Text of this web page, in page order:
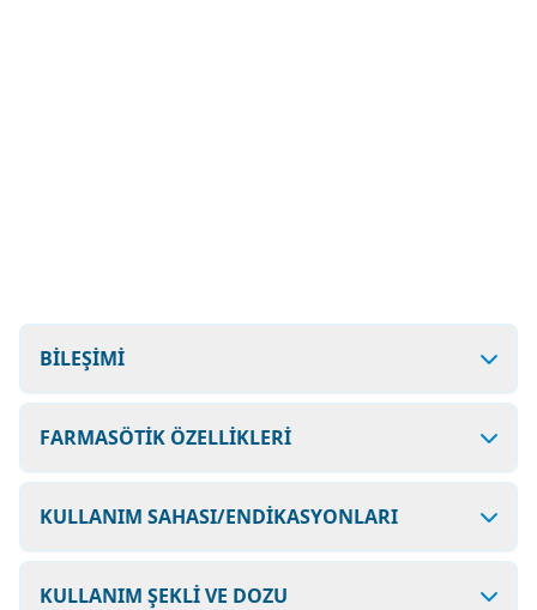
BİLEŞİMİ
FARMASÖTİK ÖZELLİKLERİ
KULLANIM SAHASI/ENDİKASYONLARI
KULLANIM ŞEKLİ VE DOZU